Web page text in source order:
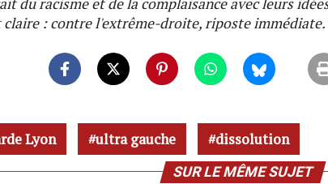
claire : contre l'extrême-droite, riposte
Lyon ultra gauche dissolution
SUR LE MÊME SUJET